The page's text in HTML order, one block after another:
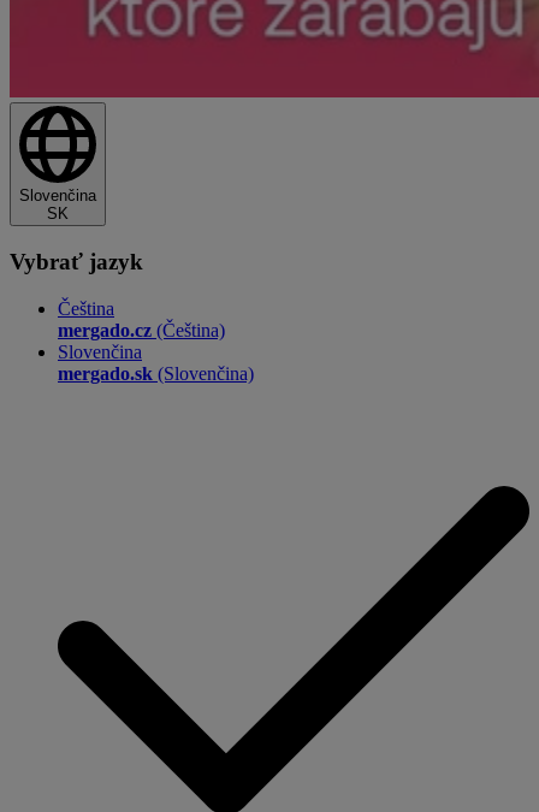
Slovenčina
SK
Vybrať jazyk
Čeština
mergado.cz (Čeština)
Slovenčina
mergado.sk (Slovenčina)